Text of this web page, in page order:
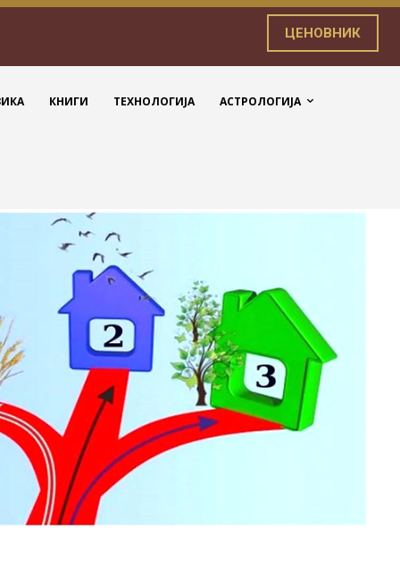
ЦЕНОВНИК
КНИГИ ТЕХНОЛОГИЈА АСТРОЛОГИЈА